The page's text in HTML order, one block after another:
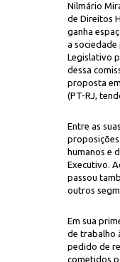
Nilmário
de Direitos
ganha
a sociedade
Legislativo
dessa
proposta
(PT-RJ,
Entre as
humanos e
Executivo.
passou
outros
Em sua
de trabalho
pedido de
cometidos
com seu secretário José
de desaparecidos